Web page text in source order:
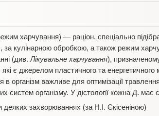
харчування) — раціон, спеціально
за кулінарною обробкою, а також режим
(див.Лікувальне харчування),
є джерелом пластичного та енергетичного
організм важливе для оптимізації
систем організму. У дієтології кожна Д. має
захворюваннях (за Н.І. Єкісеніною)